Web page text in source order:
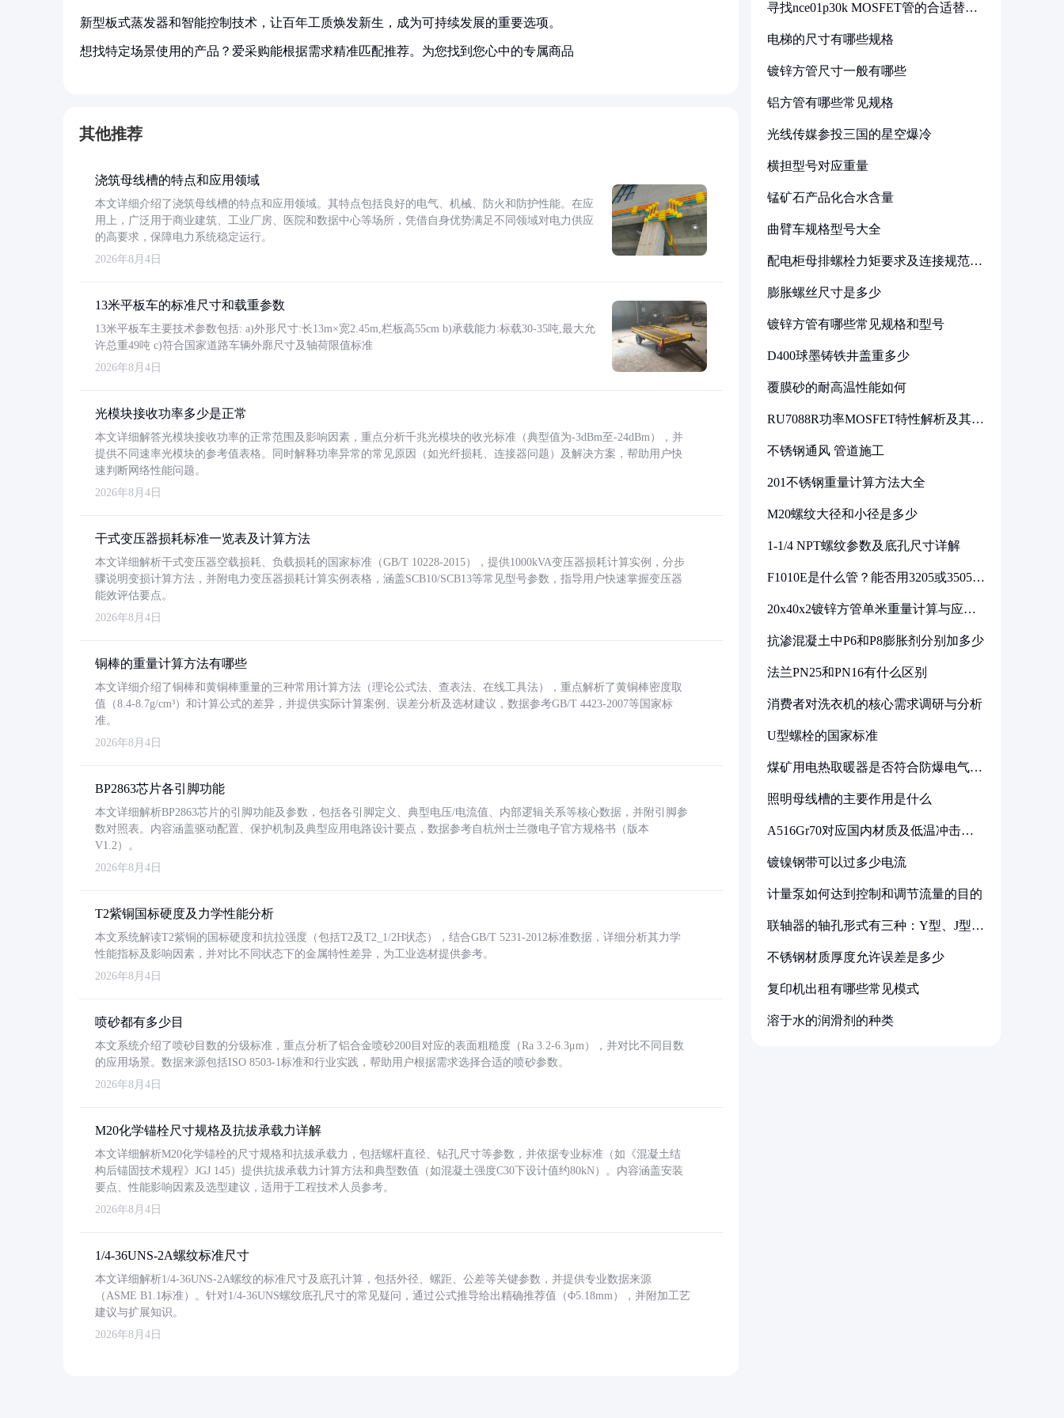
新型板式蒸发器和智能控制技术，让百年工质焕发新生，成为可持续发展的重要选项。
想找特定场景使用的产品？爱采购能根据需求精准匹配推荐。为您找到您心中的专属商品
其他推荐
浇筑母线槽的特点和应用领域
本文详细介绍了浇筑母线槽的特点和应用领域。其特点包括良好的电气、机械、防火和防护性能。在应
用上，广泛用于商业建筑、工业厂房、医院和数据中心等场所，凭借自身优势满足不同领域对电力供应
的高要求，保障电力系统稳定运行。
2026年8月4日
13米平板车的标准尺寸和载重参数
13米平板车主要技术参数包括: a)外形尺寸:长13m×宽2.45m,栏板高55cm b)承载能力:标载30-35吨,最大允
许总重49吨 c)符合国家道路车辆外廓尺寸及轴荷限值标准
2026年8月4日
光模块接收功率多少是正常
本文详细解答光模块接收功率的正常范围及影响因素，重点分析千兆光模块的收光标准（典型值为-3dBm至-24dBm），并
提供不同速率光模块的参考值表格。同时解释功率异常的常见原因（如光纤损耗、连接器问题）及解决方案，帮助用户快
速判断网络性能问题。
2026年8月4日
干式变压器损耗标准一览表及计算方法
本文详细解析干式变压器空载损耗、负载损耗的国家标准（GB/T 10228-2015），提供1000kVA变压器损耗计算实例，分步
骤说明变损计算方法，并附电力变压器损耗计算实例表格，涵盖SCB10/SCB13等常见型号参数，指导用户快速掌握变压器
能效评估要点。
2026年8月4日
铜棒的重量计算方法有哪些
本文详细介绍了铜棒和黄铜棒重量的三种常用计算方法（理论公式法、查表法、在线工具法），重点解析了黄铜棒密度取
值（8.4-8.7g/cm³）和计算公式的差异，并提供实际计算案例、误差分析及选材建议，数据参考GB/T 4423-2007等国家标
准。
2026年8月4日
BP2863芯片各引脚功能
本文详细解析BP2863芯片的引脚功能及参数，包括各引脚定义、典型电压/电流值、内部逻辑关系等核心数据，并附引脚参
数对照表。内容涵盖驱动配置、保护机制及典型应用电路设计要点，数据参考自杭州士兰微电子官方规格书（版本
V1.2）。
2026年8月4日
T2紫铜国标硬度及力学性能分析
本文系统解读T2紫铜的国标硬度和抗拉强度（包括T2及T2_1/2H状态），结合GB/T 5231-2012标准数据，详细分析其力学
性能指标及影响因素，并对比不同状态下的金属特性差异，为工业选材提供参考。
2026年8月4日
喷砂都有多少目
本文系统介绍了喷砂目数的分级标准，重点分析了铝合金喷砂200目对应的表面粗糙度（Ra 3.2-6.3μm），并对比不同目数
的应用场景。数据来源包括ISO 8503-1标准和行业实践，帮助用户根据需求选择合适的喷砂参数。
2026年8月4日
M20化学锚栓尺寸规格及抗拔承载力详解
本文详细解析M20化学锚栓的尺寸规格和抗拔承载力，包括螺杆直径、钻孔尺寸等参数，并依据专业标准（如《混凝土结
构后锚固技术规程》JGJ 145）提供抗拔承载力计算方法和典型数值（如混凝土强度C30下设计值约80kN）。内容涵盖安装
要点、性能影响因素及选型建议，适用于工程技术人员参考。
2026年8月4日
1/4-36UNS-2A螺纹标准尺寸
本文详细解析1/4-36UNS-2A螺纹的标准尺寸及底孔计算，包括外径、螺距、公差等关键参数，并提供专业数据来源
（ASME B1.1标准）。针对1/4-36UNS螺纹底孔尺寸的常见疑问，通过公式推导给出精确推荐值（Φ5.18mm），并附加工艺
建议与扩展知识。
2026年8月4日
寻找nce01p30k MOSFET管的合适替代
电梯的尺寸有哪些规格
镀锌方管尺寸一般有哪些
铝方管有哪些常见规格
光线传媒参投三国的星空爆冷
横担型号对应重量
锰矿石产品化合水含量
曲臂车规格型号大全
配电柜母排螺栓力矩要求及连接规范详
膨胀螺丝尺寸是多少
镀锌方管有哪些常见规格和型号
D400球墨铸铁井盖重多少
覆膜砂的耐高温性能如何
RU7088R功率MOSFET特性解析及其在
不锈钢通风 管道施工
201不锈钢重量计算方法大全
M20螺纹大径和小径是多少
1-1/4 NPT螺纹参数及底孔尺寸详解
F1010E是什么管？能否用3205或3505代
20x40x2镀锌方管单米重量计算与应用
抗渗混凝土中P6和P8膨胀剂分别加多少
法兰PN25和PN16有什么区别
消费者对洗衣机的核心需求调研与分析
U型螺栓的国家标准
煤矿用电热取暖器是否符合防爆电气设
照明母线槽的主要作用是什么
A516Gr70对应国内材质及低温冲击要
镀镍钢带可以过多少电流
计量泵如何达到控制和调节流量的目的
联轴器的轴孔形式有三种：Y型、J型、
不锈钢材质厚度允许误差是多少
复印机出租有哪些常见模式
溶于水的润滑剂的种类